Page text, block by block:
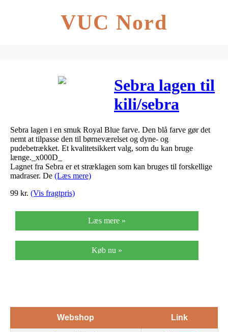
VUC Nord
Sebra lagen til
kili/sebra
babymadras
Royal Blue
Sebra lagen i en smuk Royal Blue farve. Den blå farve gør det
nemt at tilpasse den til børneværelset og dyne- og
pudebetrækket. Et kvalitetsikkert valg, som du kan bruge
længe._x000D_
Lagnet fra Sebra er et stræklagen som kan bruges til forskellige
madraser. De (Læs mere)
99 kr. (Vis fragtpris)
Læs mere »
Køb nu »
Webshop Link